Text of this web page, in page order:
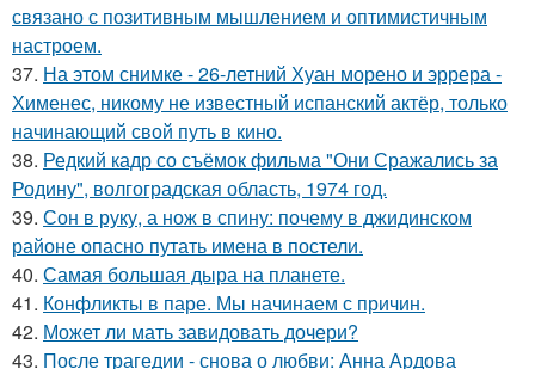
связано с позитивным мышлением и оптимистичным
настроем.
37. На этом снимке - 26-летний Хуан морено и эррера -
Хименес, никому не известный испанский актёр, только
начинающий свой путь в кино.
38. Редкий кадр со съёмок фильма "Они Сражались за
Родину", волгоградская область, 1974 год.
39. Сон в руку, а нож в спину: почему в джидинском
районе опасно путать имена в постели.
40. Самая большая дыра на планете.
41. Конфликты в паре. Мы начинаем с причин.
42. Может ли мать завидовать дочери?
43. После трагедии - снова о любви: Анна Ардова